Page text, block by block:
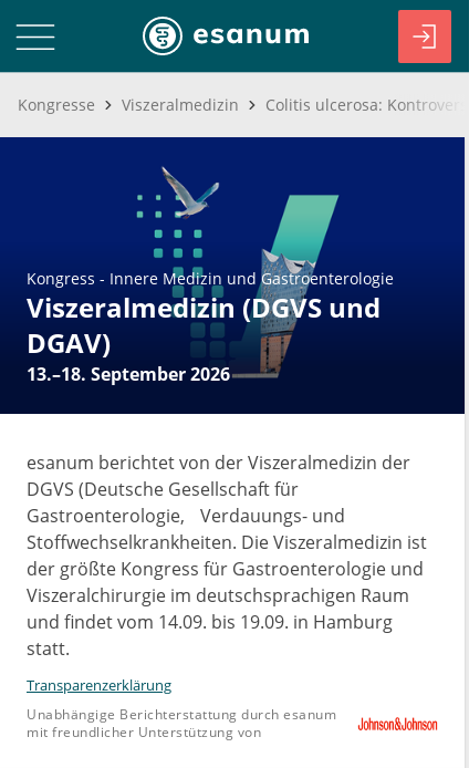
Kongresse Viszeralmedizin
Kongress - Innere Medizin und Gastroenterologie
Viszeralmedizin (DGVS und
DGAV)
13.–18. September 2026
esanum berichtet von der Viszeralmedizin der
DGVS (Deutsche Gesellschaft für
Gastroenterologie, Verdauungs- und
Stoffwechselkrankheiten. Die Viszeralmedizin ist
der größte Kongress für Gastroenterologie und
Viszeralchirurgie im deutschsprachigen Raum
und findet vom 14.09. bis 19.09. in Hamburg
statt.
Transparenzerklärung
Unabhängige Berichterstattung durch esanum
mit freundlicher Unterstützung von